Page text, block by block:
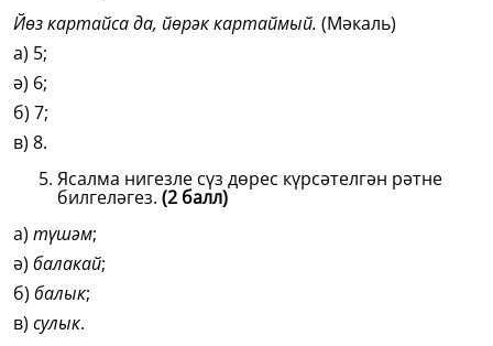
Йөз картайса да, йөрәк картаймый. (Мәкаль)
а) 5;
ә) 6;
б) 7;
в) 8.
Ясалма нигезле сүз дөрес күрсәтелгән рәтне
билгеләгез. (2 балл)
а) түшәм;
ә) балакай;
б) балык;
в) сулык.